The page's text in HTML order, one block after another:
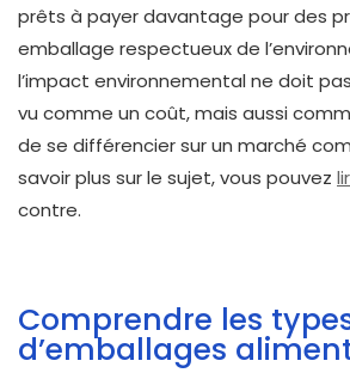
prêts à payer davantage pour des
emballage respectueux de
l’impact environnemental ne doit
vu comme un coût, mais aussi
de se différencier sur un marché
savoir plus sur le sujet, vous pouvez
contre.
Comprendre les
d’emballages